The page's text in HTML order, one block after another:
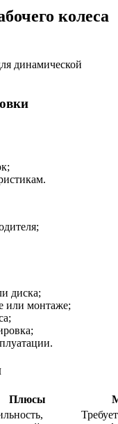
колеса
диска;
или монтаже;
Плюсы
Требует